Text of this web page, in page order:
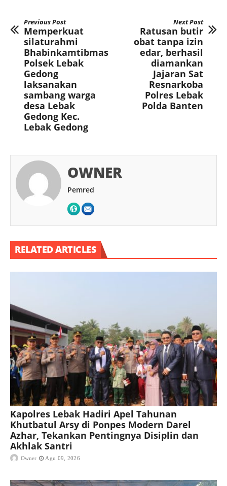
Previous Post
Memperkuat
silaturahmi
Bhabinkamtibmas
Polsek Lebak
Gedong
laksanakan
sambang warga
desa Lebak
Gedong Kec.
Lebak Gedong
Next Post
Ratusan butir
obat tanpa izin
edar, berhasil
diamankan
Jajaran Sat
Resnarkoba
Polres Lebak
Polda Banten
OWNER
Pemred
RELATED ARTICLES
Kapolres Lebak Hadiri Apel Tahunan
Khutbatul Arsy di Ponpes Modern Darel
Azhar, Tekankan Pentingnya Disiplin dan
Akhlak Santri
Owner Agu 09, 2026